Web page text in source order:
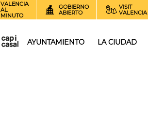
VALENCIA
AL
MINUTO
GOBIERNO
ABIERTO
VISIT
VALENCIA
AYUNTAMIENTO LA CIUDAD